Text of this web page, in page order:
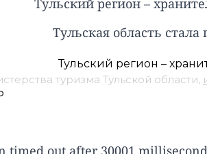
Тульский регион –
Тульская область
туризма Тульской области,
timed out after 30001